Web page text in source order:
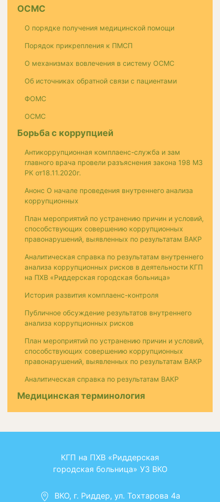
ОСМС
О порядке получения медицинской помощи
Порядок прикрепления к ПМСП
О механизмах вовлечения в систему ОСМС
Об источниках обратной связи с пациентами
ФОМС
ОСМС
Борьба с коррупцией
Антикоррупционная комплаенс-служба и зам
главного врача провели разъяснения закона 198 МЗ
РК от18.11.2020г.
Анонс О начале проведения внутреннего анализа
коррупционных
План мероприятий по устранению причин и условий,
способствующих совершению коррупционных
правонарушений, выявленных по результатам ВАКР
Аналитическая справка по результатам внутреннего
анализа коррупционных рисков в деятельности КГП
на ПХВ «Риддерская городская больница»
История развития комплаенс-контроля
Публичное обсуждение результатов внутреннего
анализа коррупционных рисков
План мероприятий по устранению причин и условий,
способствующих совершению коррупционных
правонарушений, выявленных по результатам ВАКР
Аналитическая справка по результатам ВАКР
Медицинская терминология
КГП на ПХВ «Риддерская
городская больница» УЗ ВКО
ВКО, г. Риддер, ул. Тохтарова 4а